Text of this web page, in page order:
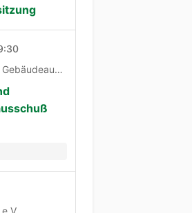
Finanz- und Gebäudeausschuß